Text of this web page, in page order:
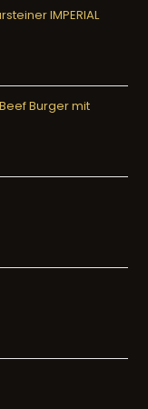
IMPERIAL
Burger mit